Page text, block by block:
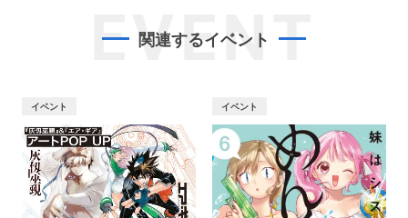
EVENT
関連するイベント
イベント イベント